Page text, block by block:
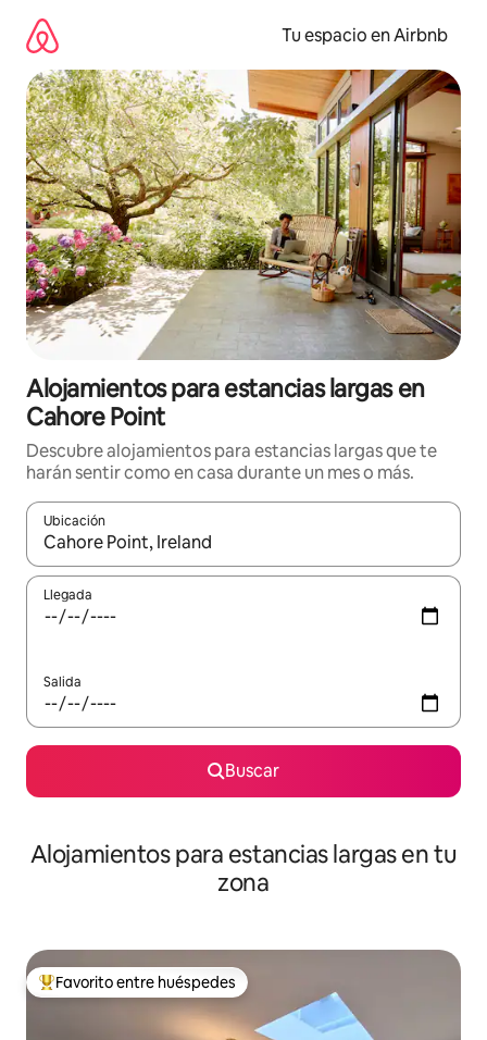
contenido
Tu espacio en Airbnb
Alojamientos para estancias largas en
Cahore Point
Descubre alojamientos para estancias largas que te
harán sentir como en casa durante un mes o más.
Ubicación
Cuando los resultados estén disponibles, podrás navegar
Llegada
Salida
Buscar
Alojamientos para estancias largas en tu
zona
De los mejores en Favorito entre huéspedes
Favorito entre huéspedes